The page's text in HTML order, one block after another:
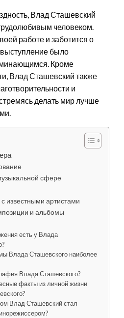
Влад Сташевский
человеком.
работе и заботится о
было
Кроме
Влад Сташевский также
и
делать мир лучше
сфере
известными артистами
и альбомы
есть у Влада
Влада Сташевского наиболее
Влада Сташевского?
факты из личной жизни
Влад Сташевский стал